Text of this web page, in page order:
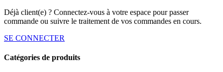
Déjà client(e) ? Connectez-vous à votre espace pour passer
commande ou suivre le traitement de vos commandes en cours.
SE CONNECTER
Catégories de produits